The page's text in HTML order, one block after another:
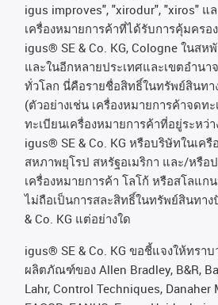
igus improves", "xirodur", "xiros" แ
เครื่องหมายการค้าที่ได้รับการคุ้มคร
igus® SE & Co. KG, Cologne ในสห
และในอีกหลายประเทศและเขตอํานา
ทั่วโลก นี่คือรายชื่อสิทธิ์ในทรัพย์สินท
(ตัวอย่างเช่น เครื่องหมายการค้าจดท
ทะเบียนเครื่องหมายการค้าที่อยู่ระหว่
igus® SE & Co. KG หรือบริษัทในเครือ
สหภาพยุโรป สหรัฐอเมริกา และ/หรือ
เครื่องหมายการค้า โลโก้ หรือสโลแก
ไม่ถือเป็นการสละสิทธิ์ในทรัพย์สินทา
& Co. KG แต่อย่างใด
igus® SE & Co. KG ขอชี้แจงให้ทรา
ผลิตภัณฑ์ของ Allen Bradley, B&R,
Lahr, Control Techniques, Danaher